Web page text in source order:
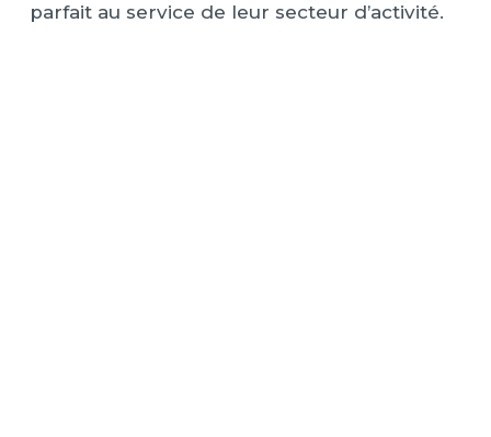
parfait au service de leur secteur d’activité.